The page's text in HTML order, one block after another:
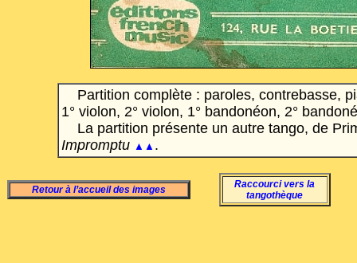
Partition complète : paroles, contrebasse,
1° violon, 2° violon, 1° bandonéon, 2°
La partition présente un autre tango, de
Impromptu ▲▲ .
Retour à l’accueil des images
Raccourci vers la
tangothèque